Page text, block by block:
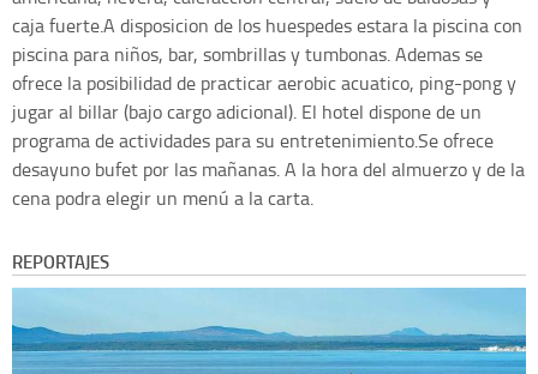
caja fuerte.A disposicion de los huespedes estara la piscina con
piscina para niños, bar, sombrillas y tumbonas. Ademas se
ofrece la posibilidad de practicar aerobic acuatico, ping-pong y
jugar al billar (bajo cargo adicional). El hotel dispone de un
programa de actividades para su entretenimiento.Se ofrece
desayuno bufet por las mañanas. A la hora del almuerzo y de la
cena podra elegir un menú a la carta.
REPORTAJES